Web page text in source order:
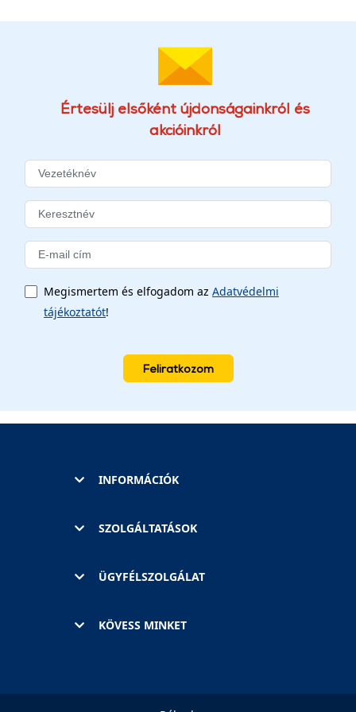
Értesülj elsőként újdonságainkról és
akcióinkról
Megismertem és elfogadom az Adatvédelmi
tájékoztatót!
Feliratkozom
INFORMÁCIÓK
SZOLGÁLTATÁSOK
ÜGYFÉLSZOLGÁLAT
KÖVESS MINKET